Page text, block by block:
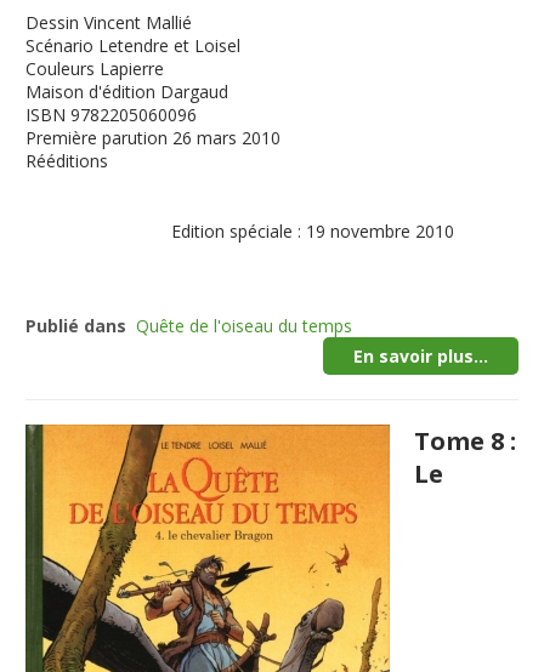
Dessin Vincent Mallié
Scénario Letendre et Loisel
Couleurs Lapierre
Maison d'édition Dargaud
ISBN 9782205060096
Première parution 26 mars 2010
Rééditions
Edition spéciale : 19 novembre 2010
Publié dans Quête de l'oiseau du temps
En savoir plus...
Tome 8 :
Le